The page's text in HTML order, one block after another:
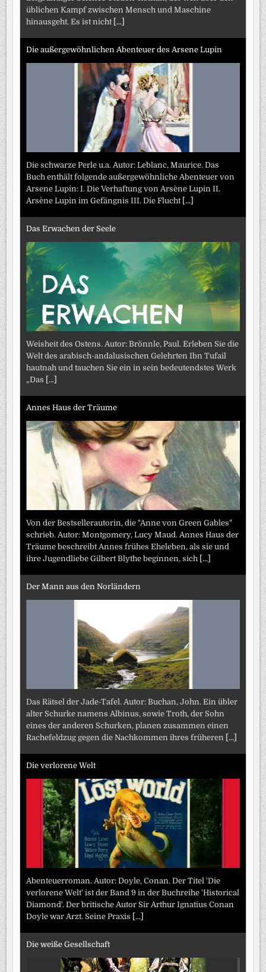
üblichen Kampf zwischen Mensch und Maschine
hinausgeht. Es ist nicht [...]
Die außergewöhnlichen Abenteuer des Arsene Lupin
Die schwarze Perle u.a. Autor: Leblanc, Maurice. Das
Buch enthält folgende außergewöhnliche Abenteuer von
Arsene Lupin: I. Die Verhaftung von Arsène Lupin II.
Arsène Lupin im Gefängnis III. Die Flucht [...]
Das Erwachen der Seele
Weisheit des Ostens. Autor: Brönnle, Paul. Erleben Sie die
Welt des arabisch-andalusischen Gelehrten Ibn Tufail
hautnah und tauchen Sie ein in sein bedeutendstes Werk
„Das [...]
Annes Haus der Träume
Von der Bestsellerautorin, die "Anne von Green Gables"
schrieb. Autor: Montgomery, Lucy Maud. Annes Haus der
Träume beschreibt Annes frühes Eheleben, als sie und
ihre Jugendliebe Gilbert Blythe beginnen, sich [...]
Der Mann aus den Norländern
Das Rätsel der Jade-Tafel. Autor: Buchan, John. Ein übler
alter Schurke namens Albinus, sowie Troth, der Sohn
eines der anderen Schurken, planen zusammen einen
Rachefeldzug gegen die Nachkommen ihres früheren [...]
Die verlorene Welt
Abenteuerroman. Autor: Doyle, Conan. Der Titel 'Die
verlorene Welt' ist der Band 9 in der Buchreihe 'Historical
Diamond'. Der britische Autor Sir Arthur Ignatius Conan
Doyle war Arzt. Seine Praxis [...]
Die weiße Gesellschaft